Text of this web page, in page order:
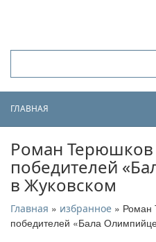
ГЛАВНАЯ
Роман Терюшков
победителей
в Жуковском
Главная » избранное » Роман
победителей «Бала